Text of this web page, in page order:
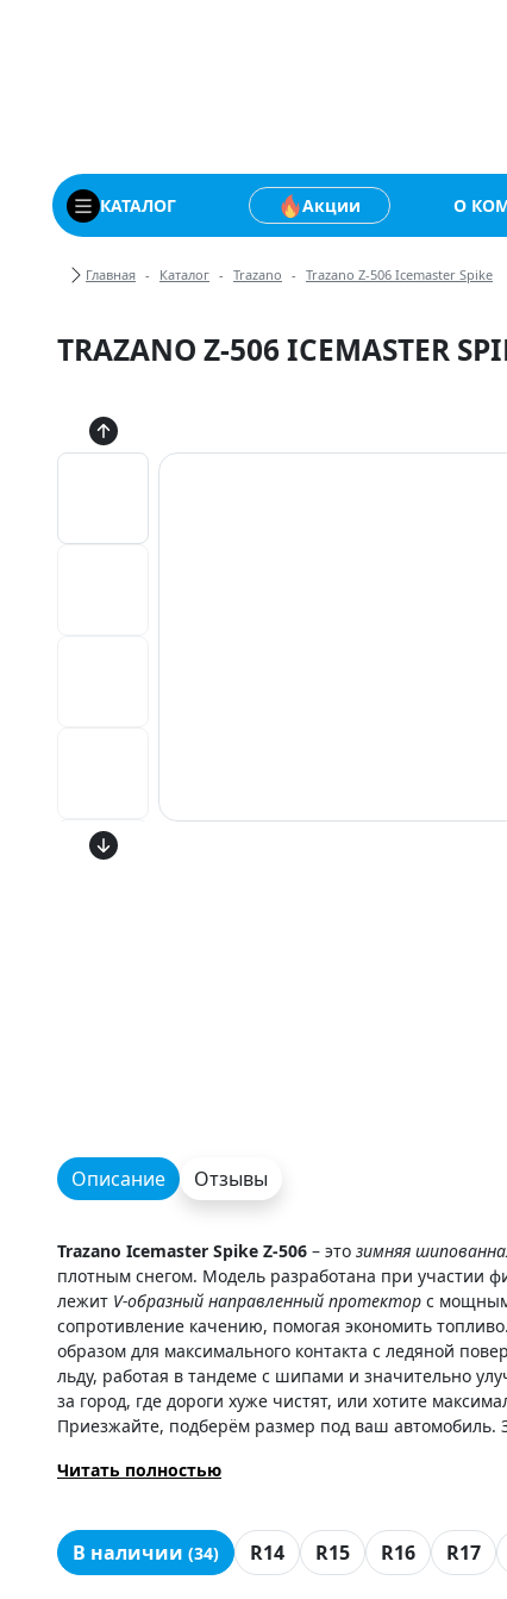
Купить
КАТАЛОГ Акции О
Хлебные крошки
Главная Каталог Trazano Trazano Z-506 Icemaster Spike
TRAZANO Z-506 ICEMASTER
Описание Отзывы
Trazano Icemaster Spike Z-506 – это зимняя
плотным снегом. Модель разработана при участии
лежит V-образный направленный протектор с мощным
сопротивление качению, помогая экономить
образом для максимального контакта с ледяной
льду, работая в тандеме с шипами и значительно
за город, где дороги хуже чистят, или хотите
Приезжайте, подберём размер под ваш автомобиль.
Читать полностью
В наличии (34) R14 R15 R16 R17